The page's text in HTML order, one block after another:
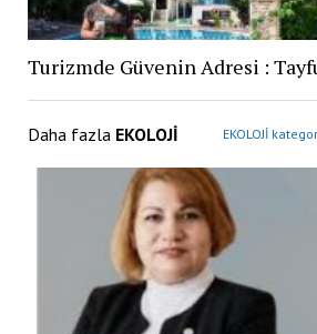
Turizmde Güvenin Adresi :
Daha fazla EKOLOJİ EKOLOJİ